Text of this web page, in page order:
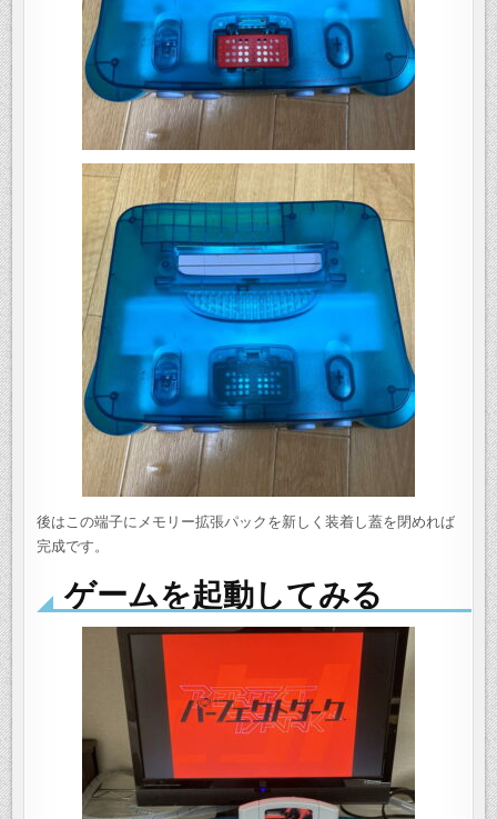
後はこの端子にメモリー拡張パックを新しく装着し蓋を閉めれば
完成です。
ゲームを起動してみる